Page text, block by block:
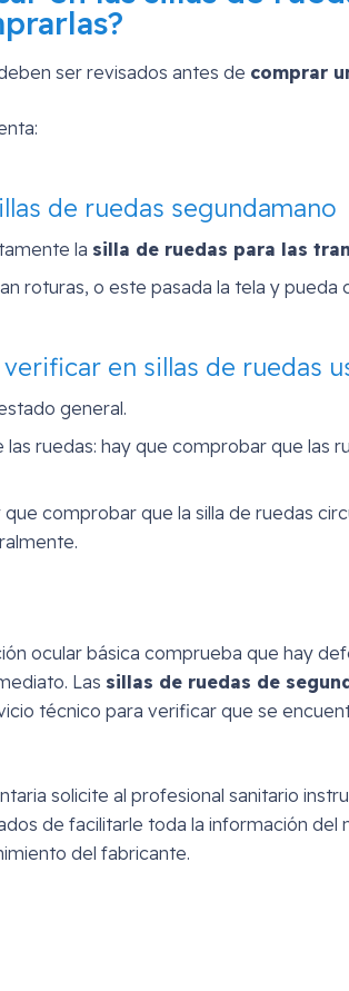
ser revisados antes de comprar
de ruedas segundamano
la silla de ruedas para las
roturas, o este pasada la tela y
en sillas de ruedas
general.
ruedas: hay que comprobar que las
comprobar que la silla de ruedas
ocular básica comprueba que hay
Las sillas de ruedas de
técnico para verificar que se
solicite al profesional sanitario
de facilitarle toda la información del
del fabricante.